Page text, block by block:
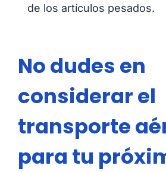
de los artículos pesados.
No dudes en
considerar el
transporte
para tu